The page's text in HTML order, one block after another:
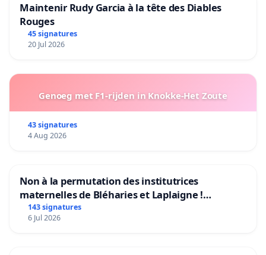
Maintenir Rudy Garcia à la tête des Diables
Rouges
45 signatures
20 Jul 2026
Genoeg met F1-rijden in Knokke-Het Zoute
43 signatures
4 Aug 2026
Non à la permutation des institutrices
maternelles de Bléharies et Laplaigne !
Préservons la stabilité de nos enfants.
143 signatures
6 Jul 2026